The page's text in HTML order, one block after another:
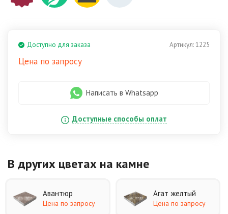
Артикул:1225
Доступно для заказа
Цена по запросу
Написать в Whatsapp
Доступные способы оплат
В других цветах на камне
Авантюр
Цена по запросу
Агат желтый
Цена по запросу